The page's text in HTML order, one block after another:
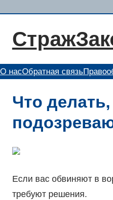
содержимому
О насОбратная связь
Что
Если вас обвиняют в
требуют решения.